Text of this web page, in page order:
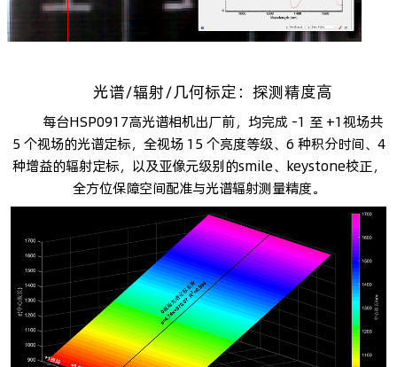
光谱/辐射/几何标定：探测精度高
每台HSP0917高光谱相机出厂前，均完成 -1 至 +1视场共
5 个视场的光谱定标，全视场 15 个亮度等级、6 种积分时间、4
种增益的辐射定标，以及亚像元级别的smile、keystone校正，
全方位保障空间配准与光谱辐射测量精度。